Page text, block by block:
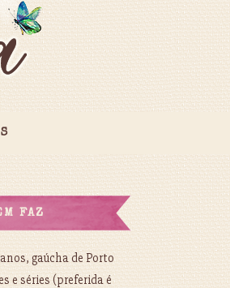
FAZ
gaúcha de Porto
e séries (preferida é